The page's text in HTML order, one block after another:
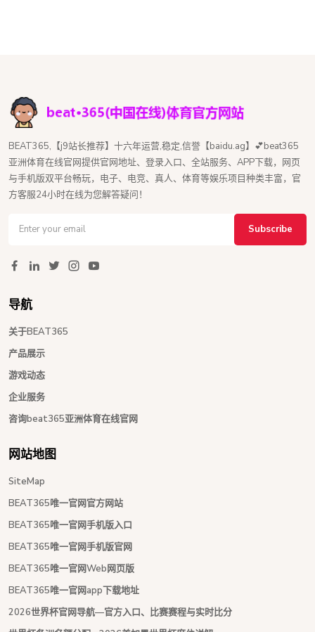
BEAT365,【j9站长推荐】十六年运营,稳定,信誉【baidu.ag】💕beat365
亚洲体育在线官网提供官网地址、登录入口、全站服务、APP下载，网页
与手机版双平台畅玩，电子、电竞、真人、体育等娱乐项目种类丰富，官
方客服24小时在线为您解答疑问！
Subscribe
导航
关于BEAT365
产品展示
游戏动态
企业服务
咨询beat365亚洲体育在线官网
网站地图
SiteMap
BEAT365唯一官网官方网站
BEAT365唯一官网手机版入口
BEAT365唯一官网手机版官网
BEAT365唯一官网Web网页版
BEAT365唯一官网app下载地址
2026世界杯官网导航—官方入口、比赛赛程与实时比分